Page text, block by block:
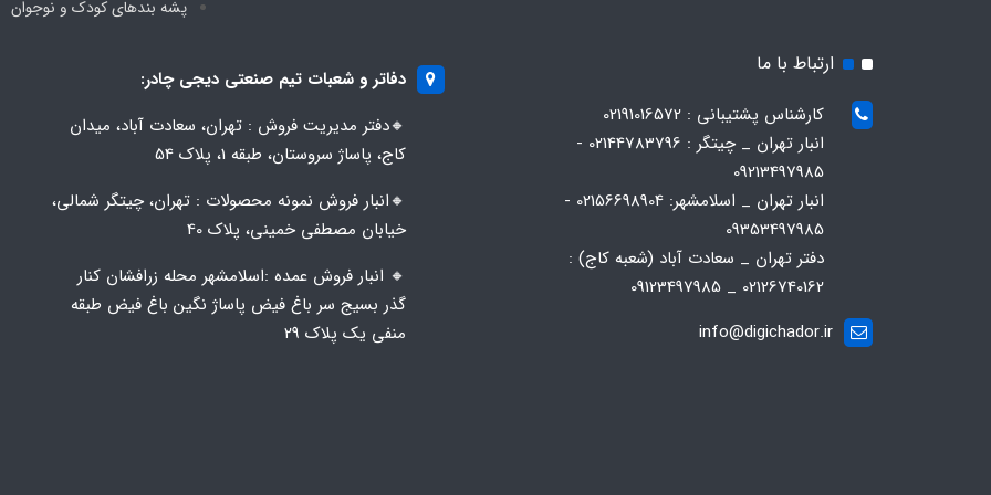
پشه‌ بندهای کودک و نوجوان
ارتباط با ما
کارشناس پشتیبانی : 02191016572
انبار تهران _ چیتگر : 02144783796 -
09213497985
انبار تهران _ اسلامشهر: 02156698904 -
09353497985
دفتر تهران _ سعادت آباد (شعبه کاج) :
02126740162 _ 09123497985
info@digichador.ir
دفاتر و شعبات تیم صنعتی دیجی چادر:
🔸️​​دفتر مدیریت فروش : تهران، سعادت آباد، میدان
کاج، پاساژ سروستان، طبقه 1، پلاک 54
🔸️​​انبار فروش نمونه محصولات : تهران، چیتگر شمالی،
خیابان مصطفی خمینی، پلاک 40
🔸️ انبار فروش عمده :اسلامشهر محله زرافشان کنار
گذر بسیج سر باغ فیض پاساژ نگین باغ فیض طبقه
منفی یک پلاک ۲۹